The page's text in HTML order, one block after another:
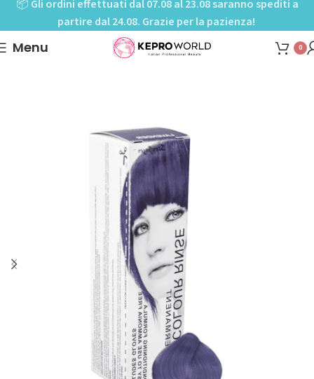
📦 Gli ordini effettuati dal 07.08 al 23.08 saranno spediti a
partire dal 24.08. Grazie per la pazienza!
Menu 0
Colorazioni semipermanenti